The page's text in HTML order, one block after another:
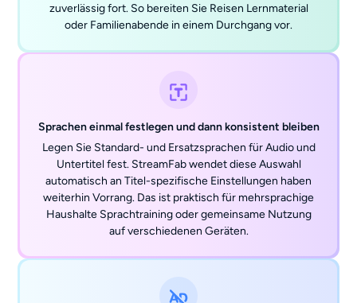
zuverlässig fort. So bereiten Sie Reisen Lernmaterial
oder Familienabende in einem Durchgang vor.
Sprachen einmal festlegen und dann konsistent bleiben
Legen Sie Standard- und Ersatzsprachen für Audio und
Untertitel fest. StreamFab wendet diese Auswahl
automatisch an Titel-spezifische Einstellungen haben
weiterhin Vorrang. Das ist praktisch für mehrsprachige
Haushalte Sprachtraining oder gemeinsame Nutzung
auf verschiedenen Geräten.